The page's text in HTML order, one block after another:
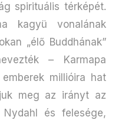
spirituális térképét.
kagyü vonalának
„élő Buddhának”
– Karmapa
millióira hat
meg az irányt az
Nydahl és felesége,